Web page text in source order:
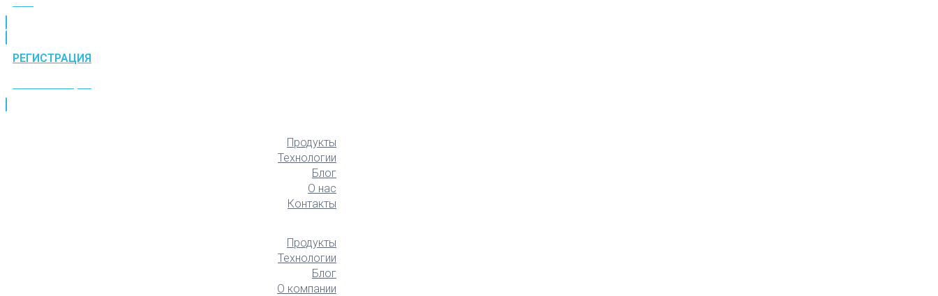
РЕГИСТРАЦИЯ
Продукты
Технологии
Блог
О нас
Контакты
Продукты
Технологии
Блог
О компании